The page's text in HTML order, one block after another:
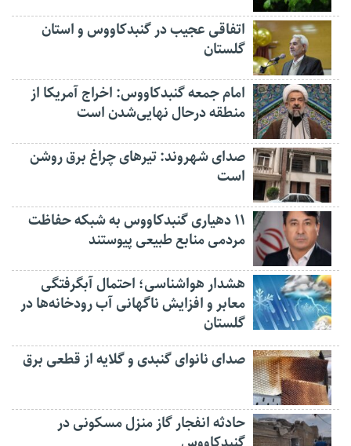
اتفاقی عجیب در‌ گنبدکاووس و استان
گلستان
امام جمعه گنبدکاووس: اخراج آمریکا از
منطقه درحال نهایی‌شدن است
صدای شهروند: تیرهای چراغ برق روشن
است
۱۱ دهیاری گنبدکاووس به شبکه حفاظت
مردمی منابع طبیعی پیوستند
هشدار هواشناسی؛ احتمال آبگرفتگی
معابر و افزایش ناگهانی آب رودخانه‌ها در
گلستان
صدای نانوای گنبدی و گلایه از قطعی برق
حادثه انفجار گاز منزل مسکونی در